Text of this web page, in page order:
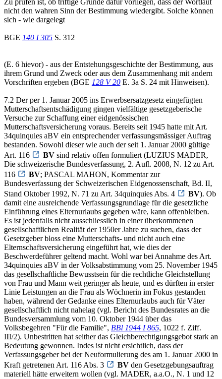
nicht den wahren Sinn der Bestimmung wiedergibt. Solche können
sich - wie dargelegt
BGE 140 I 305 S. 312
(E. 6 hievor) - aus der Entstehungsgeschichte der Bestimmung, aus
ihrem Grund und Zweck oder aus dem Zusammenhang mit andern
Vorschriften ergeben (BGE 128 V 20 E. 3a S. 24 mit Hinweisen).
7.2 Der per 1. Januar 2005 ins Erwerbsersatzgesetz eingefügten
Mutterschaftsentschädigung gingen vielfältige gesetzgeberische
Versuche zur Schaffung einer eidgenössischen
Mutterschaftsversicherung voraus. Bereits seit 1945 hatte mit Art.
34quinquies aBV ein entsprechender verfassungsmässiger Auftrag
bestanden. Sowohl dieser wie auch der seit 1. Januar 2000 gültige
Art. 116
BV sind relativ offen formuliert (LUZIUS MADER,
Die schweizerische Bundesverfassung, 2. Aufl. 2008, N. 12 zu Art.
116
BV; PASCAL MAHON, Kommentar zur
Bundesverfassung der Schweizerischen Eidgenossenschaft, Bd. II,
Stand Oktober 1992, N. 71 zu Art. 34quinquies Abs. 4
BV). Ob
damit eine ausreichende Verfassungsgrundlage für die gesetzliche
Einführung eines Elternurlaubs gegeben wäre, kann offenbleiben.
Es ist jedenfalls nicht ausschliesslich in einer überkommenen
gesellschaftlichen Realität der 1950er Jahre zu suchen, dass der
Gesetzgeber bloss eine Mutterschafts- und nicht auch eine
Elternschaftsversicherung eingeführt hat, wie dies der
Beschwerdeführer geltend macht. Wohl war bei Annahme des Art.
34quinquies aBV in der Volksabstimmung vom 25. November 1945
das gesellschaftliche Bewusstsein für die rechtliche Gleichstellung
von Frau und Mann weit geringer als heute, und es dürften in erster
Linie Leistungen an die Frau als Wöchnerin im Fokus gestanden
haben, während der Gedanke eines Elternurlaubs auch für Väter
gesellschaftlich nicht nahelag (vgl. Bericht des Bundesrates an die
Bundesversammlung vom 10. Oktober 1944 über das
Volksbegehren "Für die Familie", BBl 1944 I 865, 1022 f. Ziff.
III/2). Unbestritten hat seither das Gleichberechtigungsgebot stark an
Bedeutung gewonnen. Indes ist nicht ersichtlich, dass der
Verfassungsgeber bei der Neuformulierung des am 1. Januar 2000 in
Kraft getretenen Art. 116 Abs. 3
BV den Gesetzgebungsauftrag
materiell hätte erweitern wollen (vgl. MADER, a.a.O., N. 1 und 12